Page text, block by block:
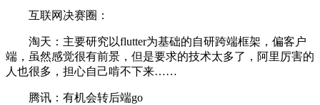
互联网决赛圈：
淘天：主要研究以flutter为基础的自研跨端框架，偏客户
端，虽然感觉很有前景，但是要求的技术太多了，阿里厉害的
人也很多，担心自己啃不下来……
腾讯：有机会转后端go